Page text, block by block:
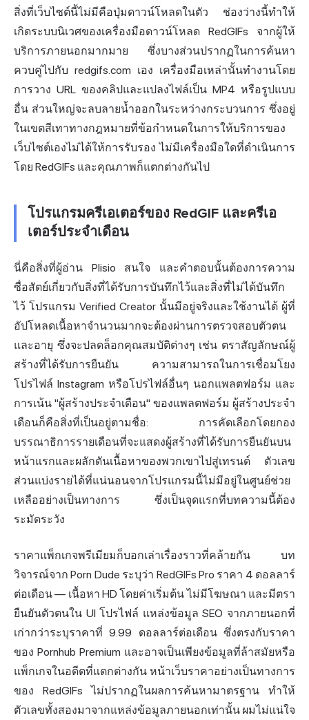
สิ่งที่เว็บไซต์นี้ไม่มีคือปุ่มดาวน์โหลดในตัว ช่องว่างนี้ทำให้
เกิดระบบนิเวศของเครื่องมือดาวน์โหลด RedGIFs จากผู้ให้
บริการภายนอกมากมาย ซึ่งบางส่วนปรากฏในการค้นหา
ควบคู่ไปกับ redgifs.com เอง เครื่องมือเหล่านั้นทำงานโดย
การวาง URL ของคลิปและแปลงไฟล์เป็น MP4 หรือรูปแบบ
อื่น ส่วนใหญ่จะลบลายน้ำออกในระหว่างกระบวนการ ซึ่งอยู่
ในเขตสีเทาทางกฎหมายที่ข้อกำหนดในการให้บริการของ
เว็บไซต์เองไม่ได้ให้การรับรอง ไม่มีเครื่องมือใดที่ดำเนินการ
โดย RedGIFs และคุณภาพก็แตกต่างกันไป
โปรแกรมครีเอเตอร์ของ RedGIF และครีเอ
เตอร์ประจำเดือน
นี่คือสิ่งที่ผู้อ่าน Plisio สนใจ และคำตอบนั้นต้องการความ
ซื่อสัตย์เกี่ยวกับสิ่งที่ได้รับการบันทึกไว้และสิ่งที่ไม่ได้บันทึก
ไว้ โปรแกรม Verified Creator นั้นมีอยู่จริงและใช้งานได้ ผู้ที่
อัปโหลดเนื้อหาจำนวนมากจะต้องผ่านการตรวจสอบตัวตน
และอายุ ซึ่งจะปลดล็อกคุณสมบัติต่างๆ เช่น ตราสัญลักษณ์ผู้
สร้างที่ได้รับการยืนยัน ความสามารถในการเชื่อมโยง
โปรไฟล์ Instagram หรือโปรไฟล์อื่นๆ นอกแพลตฟอร์ม และ
การเน้น "ผู้สร้างประจำเดือน" ของแพลตฟอร์ม ผู้สร้างประจำ
เดือนก็คือสิ่งที่เป็นอยู่ตามชื่อ: การคัดเลือกโดยกอง
บรรณาธิการรายเดือนที่จะแสดงผู้สร้างที่ได้รับการยืนยันบน
หน้าแรกและผลักดันเนื้อหาของพวกเขาไปสู่เทรนด์ ตัวเลข
ส่วนแบ่งรายได้ที่แน่นอนจากโปรแกรมนี้ไม่มีอยู่ในศูนย์ช่วย
เหลืออย่างเป็นทางการ ซึ่งเป็นจุดแรกที่บทความนี้ต้อง
ระมัดระวัง
ราคาแพ็กเกจพรีเมียมก็บอกเล่าเรื่องราวที่คล้ายกัน บท
วิจารณ์จาก Porn Dude ระบุว่า RedGIFs Pro ราคา 4 ดอลลาร์
ต่อเดือน — เนื้อหา HD โดยค่าเริ่มต้น ไม่มีโฆษณา และมีตรา
ยืนยันตัวตนใน UI โปรไฟล์ แหล่งข้อมูล SEO จากภายนอกที่
เก่ากว่าระบุราคาที่ 9.99 ดอลลาร์ต่อเดือน ซึ่งตรงกับราคา
ของ Pornhub Premium และอาจเป็นเพียงข้อมูลที่ล้าสมัยหรือ
แพ็กเกจในอดีตที่แตกต่างกัน หน้าเว็บราคาอย่างเป็นทางการ
ของ RedGIFs ไม่ปรากฏในผลการค้นหามาตรฐาน ทำให้
ตัวเลขทั้งสองมาจากแหล่งข้อมูลภายนอกเท่านั้น ผมไม่แน่ใจ